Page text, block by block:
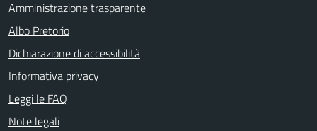
Amministrazione trasparente
Albo Pretorio
Dichiarazione di accessibilità
Informativa privacy
Leggi le FAQ
Note legali